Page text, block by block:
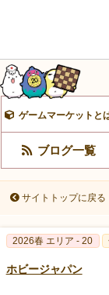
ゲームマーケットと
ブログ一覧
サイトトップに戻る
2026春 エリア - 20
ホビージャパン